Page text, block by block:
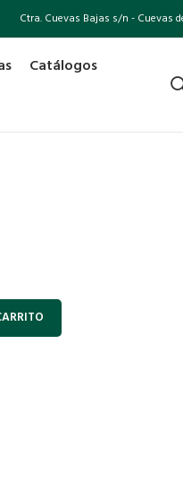
Ctra. Cuevas Bajas s/n - Cuevas
Catálogos